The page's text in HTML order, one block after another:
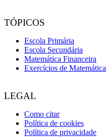
TÓPICOS
Escola Primária
Escola Secundária
Matemática Financeira
Exercícios de Matemática
LEGAL
Como citar
Política de cookies
Política de privacidade